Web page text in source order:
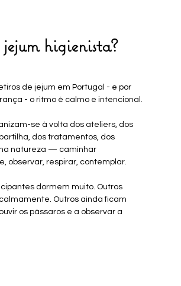
higienista?
de jejum em Portugal - e por
- o ritmo é calmo e intencional.
se à volta dos ateliers, dos
dos tratamentos, dos
natureza — caminhar
observar, respirar, contemplar.
dormem muito. Outros
Outros ainda ficam
os pássaros e a observar a